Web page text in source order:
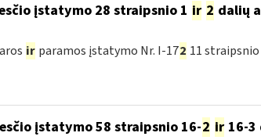
įstatymo 28 straipsnio 1 ir 2 dalių
ir paramos įstatymo Nr. I-172 11
įstatymo 58 straipsnio 16-2 ir16-3